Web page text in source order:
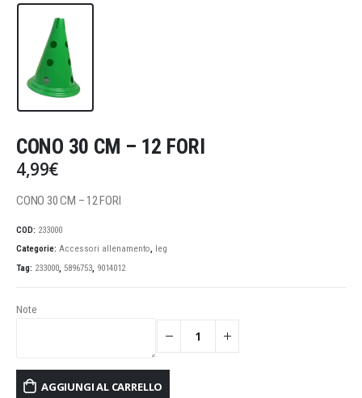
CONO 30 CM – 12 FORI
4,99€
CONO 30 CM – 12 FORI
COD: 233000
Categorie: Accessori allenamento, leg
Tag: 233000, 5896753, 9014012
Note
AGGIUNGI AL CARRELLO